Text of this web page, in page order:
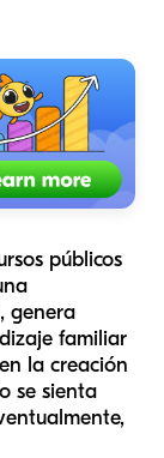
públicos
genera
familiar
la creación
se sienta